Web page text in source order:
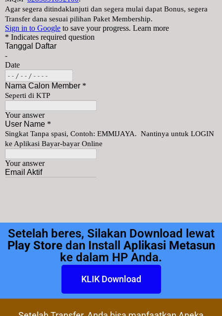
Setelah beres, Silakan Download lewat
Play Storedan Install Aplikasi Metasun
ke dalam HP Anda.
KLIK Download